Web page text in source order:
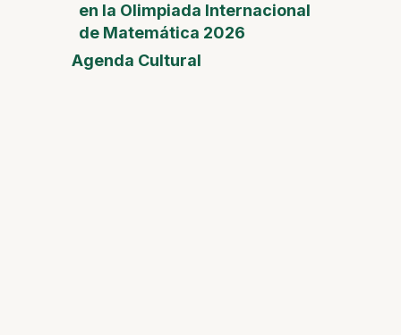
en la Olimpiada Internacional
de Matemática 2026
Agenda Cultural